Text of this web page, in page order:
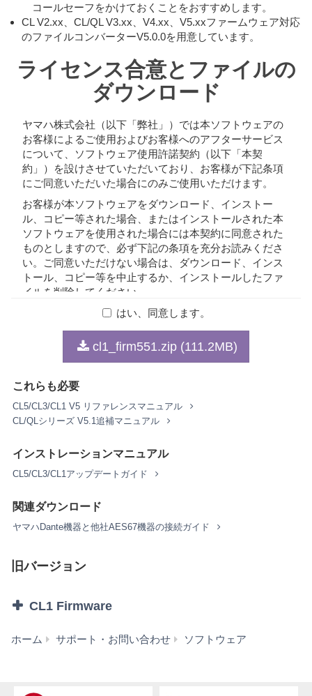
コールセーフをかけておくことをおすすめします。
CL V2.xx、CL/QL V3.xx、V4.xx、V5.xxファームウェア対応
のファイルコンバーターV5.0.0を用意しています。
ライセンス合意とファイルの
ダウンロード
ヤマハ株式会社（以下「弊社」）では本ソフトウェアの
お客様によるご使用およびお客様へのアフターサービス
について、ソフトウェア使用許諾契約（以下「本契
約」）を設けさせていただいており、お客様が下記条項
にご同意いただいた場合にのみご使用いただけます。
お客様が本ソフトウェアをダウンロード、インストー
ル、コピー等された場合、またはインストールされた本
ソフトウェアを使用された場合には本契約に同意された
ものとしますので、必ず下記の条項を充分お読みくださ
い。ご同意いただけない場合は、ダウンロード、インス
トール、コピー等を中止するか、インストールしたファ
イルを削除してください。
1. 著作権および使用許諾
弊社はお客様に対し、本契約に基づいて配布されるプロ
付きで配布され得るそれらのバージョンアップ（以下
「本ソフトウェア」）を、お客様ご自身が所有または管
理するコンピュータ、スマートフォン、楽器または機器
これらの本ソフトウェアが記録される記録メディアや、
客様にありますが、本ソフトウェア自体の権利およびそ
2. 使用制限
法により、人間が感得できる形にすること(ただ
に許可されている場合を除く)。
はい、同意します。
cl1_firm551.zip (111.2MB)
これらも必要
CL5/CL3/CL1 V5 リファレンスマニュアル
CL/QLシリーズ V5.1追補マニュアル
インストレーションマニュアル
CL5/CL3/CL1アップデートガイド
関連ダウンロード
ヤマハDante機器と他社AES67機器の接続ガイド
旧バージョン
CL1 Firmware
ホーム サポート・お問い合わせ ソフトウェア